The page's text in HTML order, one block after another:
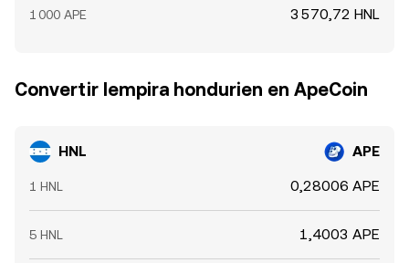
1 000 APE 3 570,72 HNL
Convertir lempira hondurien en ApeCoin
HNL APE
1 HNL 0,28006 APE
5 HNL 1,4003 APE